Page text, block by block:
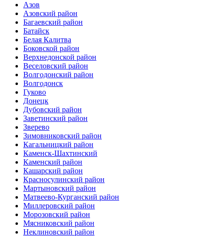
Азов
Азовский район
Багаевский район
Батайск
Белая Калитва
Боковской район
Верхнедонской район
Веселовский район
Волгодонский район
Волгодонск
Гуково
Донецк
Дубовский район
Заветинский район
Зверево
Зимовниковский район
Кагальницкий район
Каменск-Шахтинский
Каменский район
Кашарский район
Красносулинский район
Мартыновский район
Матвеево-Курганский район
Миллеровский район
Морозовский район
Мясниковский район
Неклиновский район